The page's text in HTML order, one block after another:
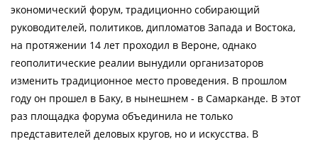
экономический форум, традиционно собирающий
руководителей, политиков, дипломатов Запада и Востока,
на протяжении 14 лет проходил в Вероне, однако
геополитические реалии вынудили организаторов
изменить традиционное место проведения. В прошлом
году он прошел в Баку, в нынешнем - в Самарканде. В этот
раз площадка форума объединила не только
представителей деловых кругов, но и искусства. В